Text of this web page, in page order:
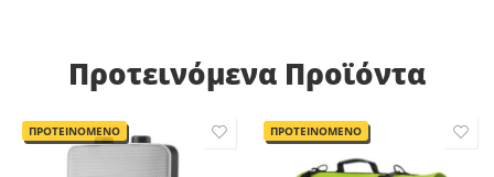
Προτεινόμενα Προϊόντα
ΠΡΟΤΕΙΝΟΜΕΝΟ ΠΡΟΤΕΙΝΟΜΕΝΟ